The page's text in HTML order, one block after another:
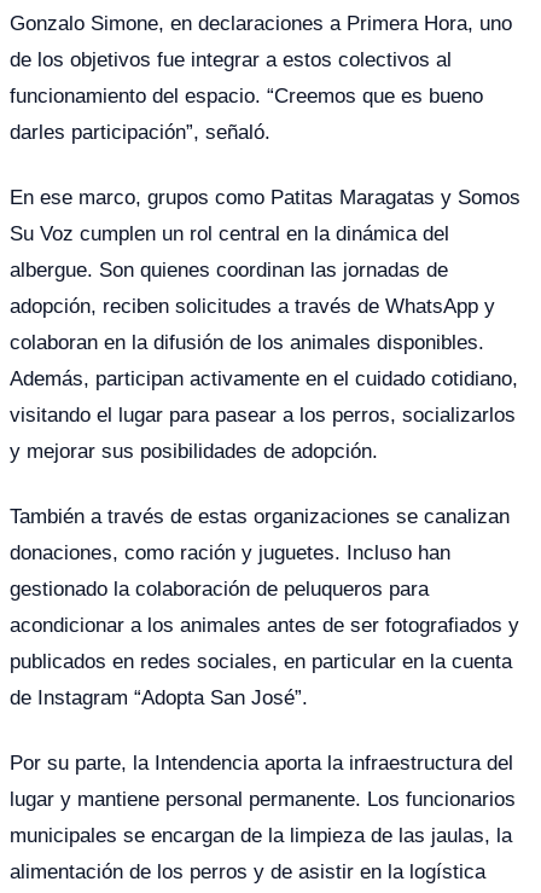
Gonzalo Simone, en declaraciones a Primera Hora, uno
de los objetivos fue integrar a estos colectivos al
funcionamiento del espacio. “Creemos que es bueno
darles participación”, señaló.
En ese marco, grupos como Patitas Maragatas y Somos
Su Voz cumplen un rol central en la dinámica del
albergue. Son quienes coordinan las jornadas de
adopción, reciben solicitudes a través de WhatsApp y
colaboran en la difusión de los animales disponibles.
Además, participan activamente en el cuidado cotidiano,
visitando el lugar para pasear a los perros, socializarlos
y mejorar sus posibilidades de adopción.
También a través de estas organizaciones se canalizan
donaciones, como ración y juguetes. Incluso han
gestionado la colaboración de peluqueros para
acondicionar a los animales antes de ser fotografiados y
publicados en redes sociales, en particular en la cuenta
de Instagram “Adopta San José”.
Por su parte, la Intendencia aporta la infraestructura del
lugar y mantiene personal permanente. Los funcionarios
municipales se encargan de la limpieza de las jaulas, la
alimentación de los perros y de asistir en la logística